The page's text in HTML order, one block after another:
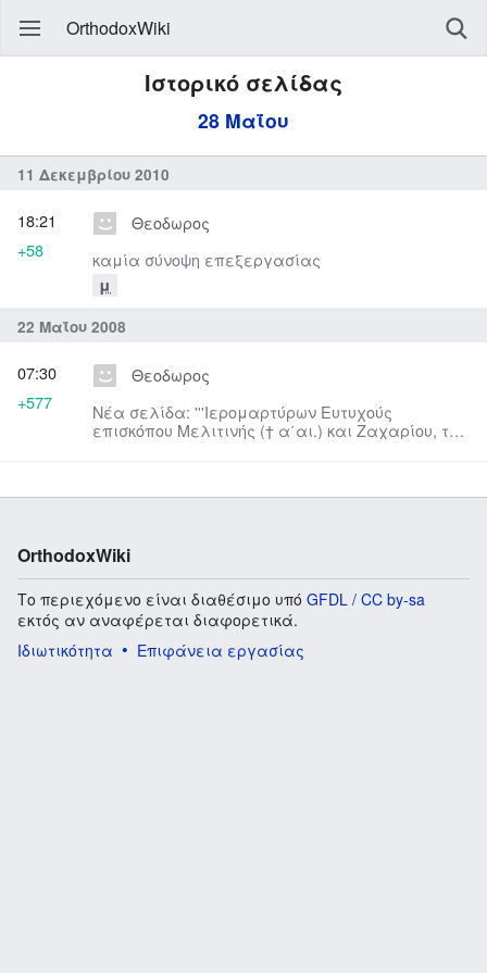
OrthodoxWiki
Ιστορικό σελίδας
28 Μαΐου
11 Δεκεμβρίου 2010
Θεοδωρος
καμία σύνοψη επεξεργασίας
μ
18:21
+58
22 Μαΐου 2008
Θεοδωρος
Νέα σελίδα: '''Ιερομαρτύρων Ευτυχούς
επισκόπου Μελιτινής († α΄αι.) και Ζαχαρίου, του
07:30
+577
OrthodoxWiki
Το περιεχόμενο είναι διαθέσιμο υπό GFDL / CC by-sa
εκτός αν αναφέρεται διαφορετικά.
Ιδιωτικότητα
Επιφάνεια εργασίας